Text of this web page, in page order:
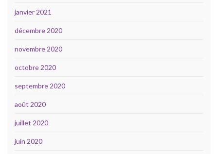
janvier 2021
décembre 2020
novembre 2020
octobre 2020
septembre 2020
août 2020
juillet 2020
juin 2020